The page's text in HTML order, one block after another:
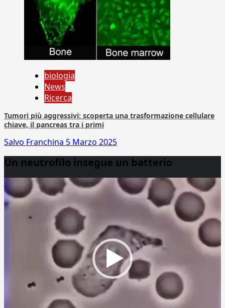
biologia
News
Ricerca
Tumori più aggressivi: scoperta una trasformazione cellulare
chiave, il pancreas tra i primi
Salvo Franchina 5 Marzo 2025
Un neutrofilo insegue un batterio
Player